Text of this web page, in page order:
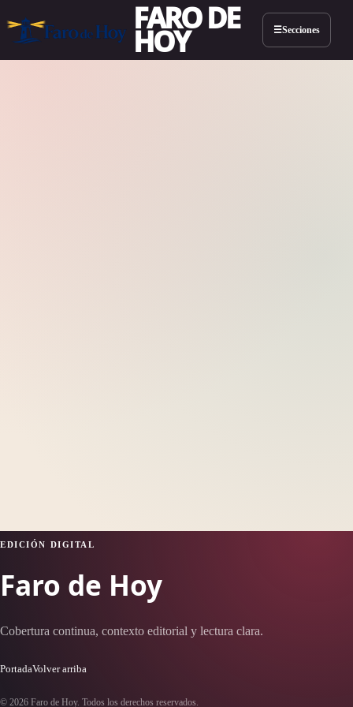
FARO DE
HOY ☰Secciones
EDICIÓN DIGITAL
Faro de Hoy
Cobertura continua, contexto editorial y lectura clara.
PortadaVolver arriba
© 2026 Faro de Hoy. Todos los derechos reservados.